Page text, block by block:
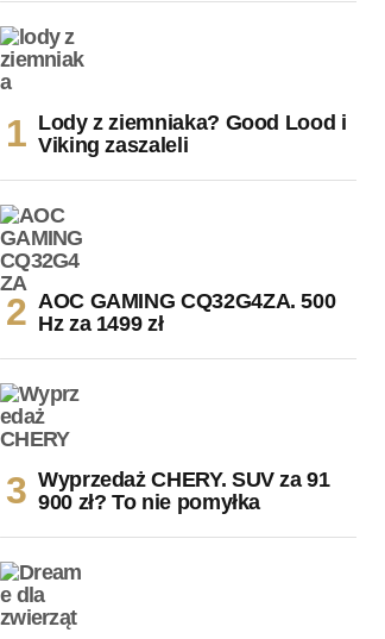
Lody z ziemniaka? Good Lood i
Viking zaszaleli
AOC GAMING CQ32G4ZA. 500
Hz za 1499 zł
Wyprzedaż CHERY. SUV za 91
900 zł? To nie pomyłka